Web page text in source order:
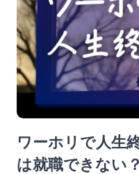
ワーホリで人生
は就職できない